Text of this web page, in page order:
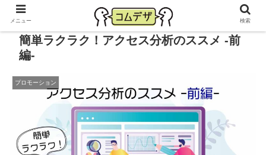
簡単ラクラク！アクセス分析のススメ -前
編-
プロモーション
メニュー 検索